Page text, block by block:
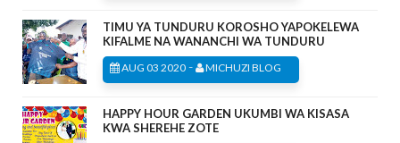
TIMU YA TUNDURU KOROSHO YAPOKELEWA
KIFALME NA WANANCHI WA TUNDURU
AUG 03 2020 - MICHUZI BLOG
HAPPY HOUR GARDEN UKUMBI WA KISASA
KWA SHEREHE ZOTE